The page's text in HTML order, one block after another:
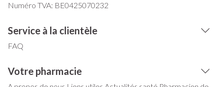
Numéro TVA: BE0425070232
Service à la clientèle
FAQ
Votre pharmacie